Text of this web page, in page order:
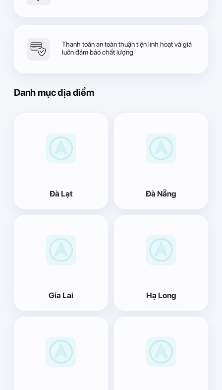
Thanh toán an toàn thuận tiện linh hoạt và giá
luôn đảm bảo chất lượng
Danh mục địa điểm
Đà Lạt Đà Nẵng
Gia Lai Hạ Long